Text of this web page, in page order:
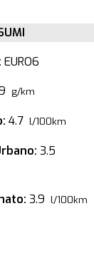
EURO6
g/km
4.7 l/100km
3.5
3.9 l/100km